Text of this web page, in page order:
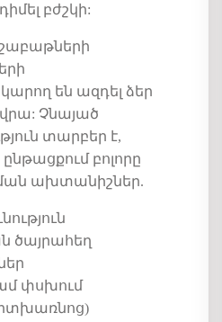
բժշկի:
կարող են ազդել ձեր
վրա: Չնայած
տարբեր է,
բոլորը
ախտանիշներ.
ծայրահեղ
փսխում